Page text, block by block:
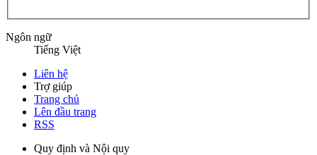
Ngôn ngữ
Tiếng Việt
Liên hệ
Trợ giúp
Trang chủ
Lên đầu trang
RSS
Quy định và Nội quy